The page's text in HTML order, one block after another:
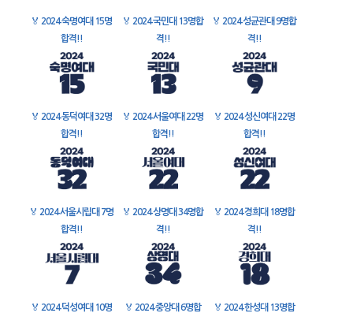
🏅 2024 숙명여대 15명
합격!!
🏅 2024 국민대 13명합
격!!
🏅 2024 성균관대 9명합
격!!
🏅 2024 동덕여대 32명
합격!!
🏅 2024 서울여대 22명
합격!!
🏅 2024 성신여대 22명
합격!!
🏅 2024 서울시립대 7명
합격!!
🏅 2024 상명대 34명합
격!!
🏅 2024 경희대 18명합
격!!
🏅 2024 덕성여대 10명
🏅 2024 중앙대 6명합
🏅 2024 한성대 13명합